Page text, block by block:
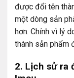
được đổi tên
một dòng sản
hơn. Chính vì lý
thành sản phẩm
2. Lịch sử ra